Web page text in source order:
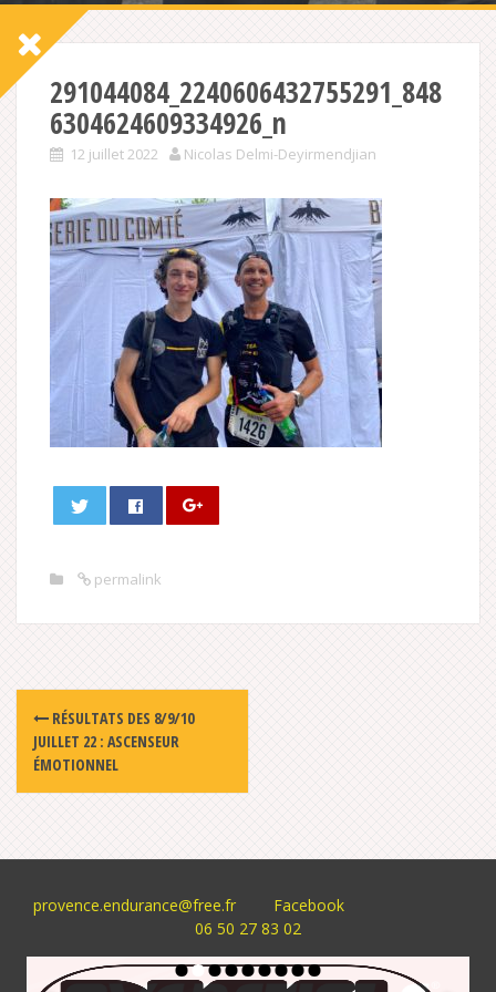
291044084_2240606432755291_848
6304624609334926_n
12 juillet 2022 Nicolas Delmi-Deyirmendjian
permalink
Post
navigation
RÉSULTATS DES 8/9/10
JUILLET 22 : ASCENSEUR
ÉMOTIONNEL
provence.endurance@free.fr
Facebook
06 50 27 83 02